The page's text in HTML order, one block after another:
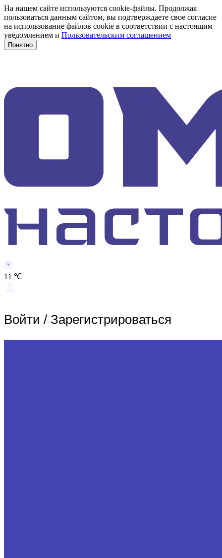
На нашем сайте используются cookie-файлы. Продолжая
пользоваться данным сайтом, вы подтверждаете свое согласие
на использование файлов cookie в соответствии с настоящим
уведомлением и Пользовательским соглашением
Понятно
11 ℃
Войти / Зарегистрироваться